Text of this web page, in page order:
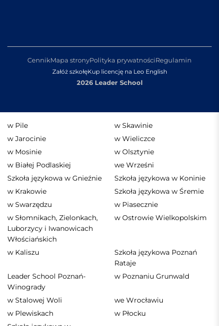
2026 Leader School
Załóż szkołęKup licencję na Leo English
CennikMapa stronyPolityka prywatnościRegulamin
w Pile
w Skawinie
w Jarocinie
w Wieliczce
w Mosinie
w Olsztynie
w Białej Podlaskiej
we Wrześni
Szkoła językowa w Gnieźnie
Szkoła językowa w Koninie
w Krakowie
Szkoła językowa w Śremie
w Swarzędzu
w Piasecznie
w Słomnikach, Zielonkach,
Luborzycy i Iwanowicach
Włościańskich
w Ostrowie Wielkopolskim
w Kaliszu
Szkoła językowa Poznań
Rataje
Leader School Poznań-
Winogrady
w Poznaniu Grunwald
w Stalowej Woli
we Wrocławiu
w Plewiskach
w Płocku